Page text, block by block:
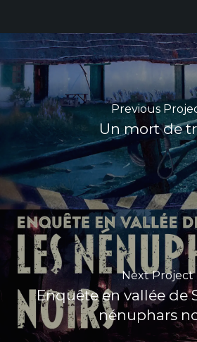
Previous
Un mort de
Next Project
Enquête en vallée de
nénuphars